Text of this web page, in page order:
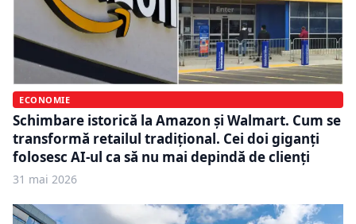
ECONOMIE
Schimbare istorică la Amazon și Walmart. Cum se
transformă retailul tradițional. Cei doi giganți
folosesc AI-ul ca să nu mai depindă de clienți
31 mai 2026